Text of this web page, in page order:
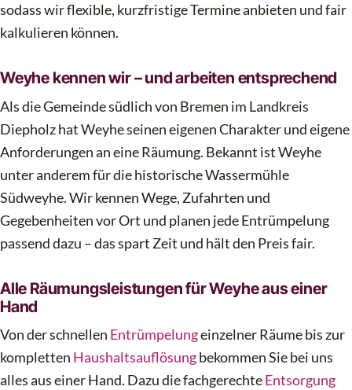
sodass wir flexible, kurzfristige Termine anbieten und fair
kalkulieren können.
Weyhe kennen wir – und arbeiten entsprechend
Als die Gemeinde südlich von Bremen im Landkreis
Diepholz hat Weyhe seinen eigenen Charakter und eigene
Anforderungen an eine Räumung. Bekannt ist Weyhe
unter anderem für die historische Wassermühle
Südweyhe. Wir kennen Wege, Zufahrten und
Gegebenheiten vor Ort und planen jede Entrümpelung
passend dazu – das spart Zeit und hält den Preis fair.
Alle Räumungsleistungen für Weyhe aus einer
Hand
Von der schnellen Entrümpelungeinzelner Räume bis zur
kompletten Haushaltsauflösungbekommen Sie bei uns
alles aus einer Hand. Dazu die fachgerechteEntsorgung